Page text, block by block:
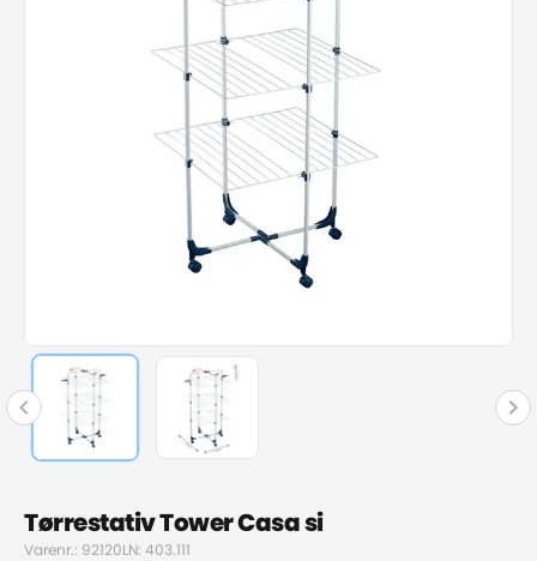
Tørrestativ Tower Casa si
Varenr.: 92120LN: 403.111